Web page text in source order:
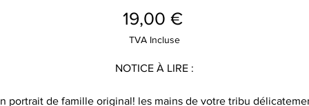
19,00 €Prix
TVA Incluse
NOTICE À LIRE :
portrait de famille original! les mains de votre tribu